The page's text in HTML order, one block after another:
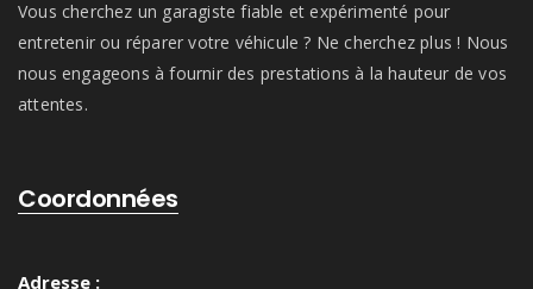
Vous cherchez un garagiste fiable et expérimenté pour
entretenir ou réparer votre véhicule ? Ne cherchez plus ! Nous
nous engageons à fournir des prestations à la hauteur de vos
attentes.
Coordonnées
Adresse :